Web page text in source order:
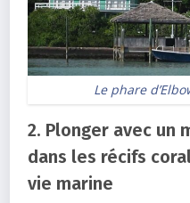
Le phare
2. Plonger avec un
dans les récifs
vie marine